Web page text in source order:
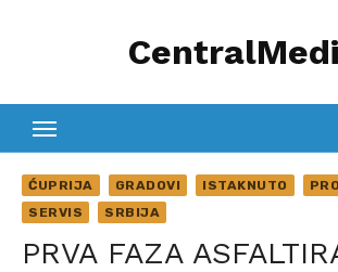
ĆUPRIJA GRADOVI ISTAKNUTO
SERVIS
SRBIJA
PRVA FAZA